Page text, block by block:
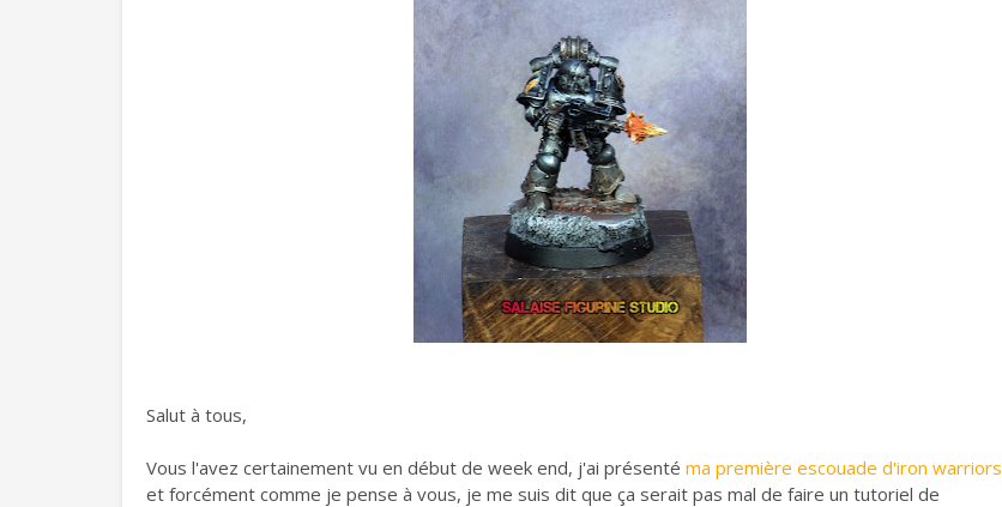
Salut à tous,
Vous l'avez certainement vu en début de week end, j'ai présenté ma première escouade d'iron warriors
et forcément comme je pense à vous, je me suis dit que ça serait pas mal de faire un tutoriel de